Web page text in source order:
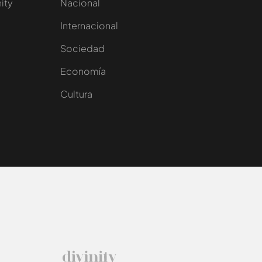
Nacional
Internacional
Sociedad
Economía
Cultura